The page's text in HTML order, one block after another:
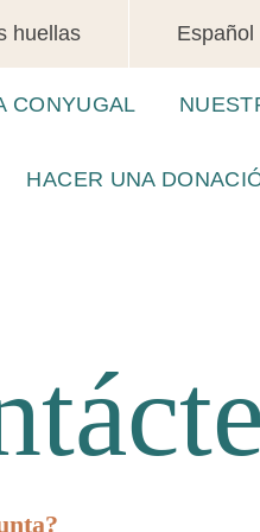
huellas Español
CONYUGAL
HACER UNA